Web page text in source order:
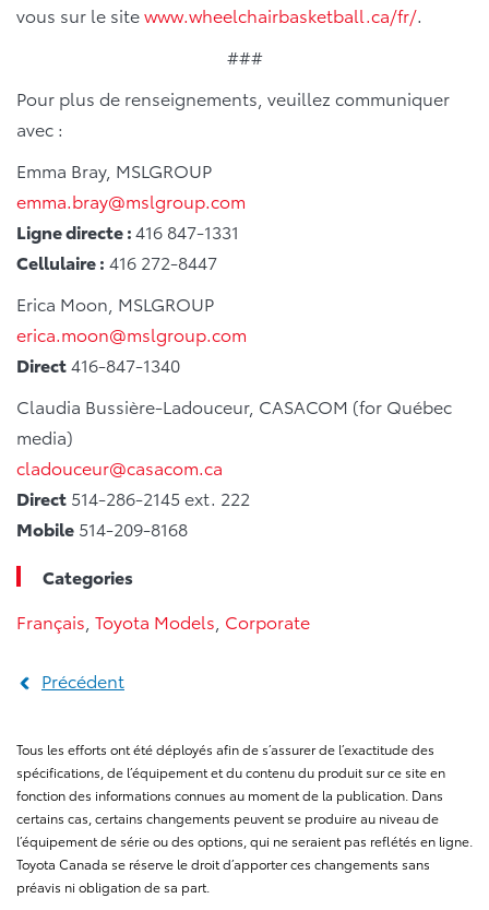
vous sur le sitewww.wheelchairbasketball.ca/fr/.
###
Pour plus de renseignements, veuillez communiquer
avec :
Emma Bray, MSLGROUP
emma.bray@mslgroup.com
Ligne directe :416 847-1331
Cellulaire : 416 272-8447
Erica Moon, MSLGROUP
erica.moon@mslgroup.com
Direct416-847-1340
Claudia Bussière-Ladouceur, CASACOM (for Québec
media)
cladouceur@casacom.ca
Direct 514-286-2145 ext. 222
Mobile 514-209-8168
Categories
Français Toyota Models Corporate
Précédent
Tous les efforts ont été déployés afin de s’assurer de l’exactitude des
spécifications, de l’équipement et du contenu du produit sur ce site en
fonction des informations connues au moment de la publication. Dans
certains cas, certains changements peuvent se produire au niveau de
l’équipement de série ou des options, qui ne seraient pas reflétés en ligne.
Toyota Canada se réserve le droit d’apporter ces changements sans
préavis ni obligation de sa part.